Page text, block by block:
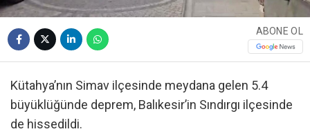
ABONE OL
Kütahya’nın Simav ilçesinde meydana gelen 5.4
büyüklüğünde deprem, Balıkesir’in Sındırgı ilçesinde
de hissedildi.